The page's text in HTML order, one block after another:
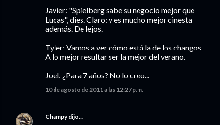
Javier: "Spielberg sabe su negocio mejor que
Lucas", dies. Claro: y es mucho mejor cinesta,
además. De lejos.
Tyler: Vamos a ver cómo está la de los changos.
A lo mejor resultar ser la mejor del verano.
Joel: ¿Para 7 años? No lo creo...
10 de agosto de 2011 a las 12:27 p.m.
Champydijo…